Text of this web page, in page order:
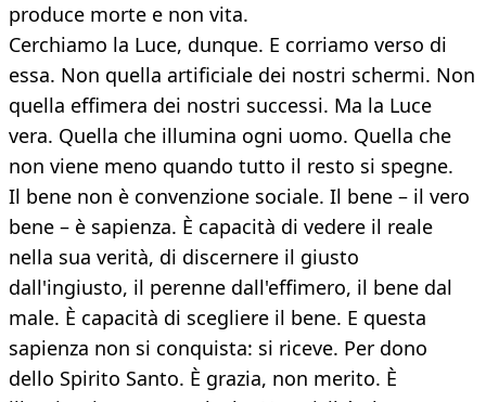
produce morte e non vita.
Cerchiamo la Luce, dunque. E corriamo verso di
essa. Non quella artificiale dei nostri schermi. Non
quella effimera dei nostri successi. Ma la Luce
vera. Quella che illumina ogni uomo. Quella che
non viene meno quando tutto il resto si spegne.
Il bene non è convenzione sociale. Il bene – il vero
bene – è sapienza. È capacità di vedere il reale
nella sua verità, di discernere il giusto
dall'ingiusto, il perenne dall'effimero, il bene dal
male. È capacità di scegliere il bene. E questa
sapienza non si conquista: si riceve. Per dono
dello Spirito Santo. È grazia, non merito. È